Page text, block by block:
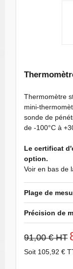
Thermomètre
mini-
sonde de
de -100°C à
Le certificat
option.
Voir en bas de
Plage de
Précision de
91,00 € HT
Soit 105,92 €